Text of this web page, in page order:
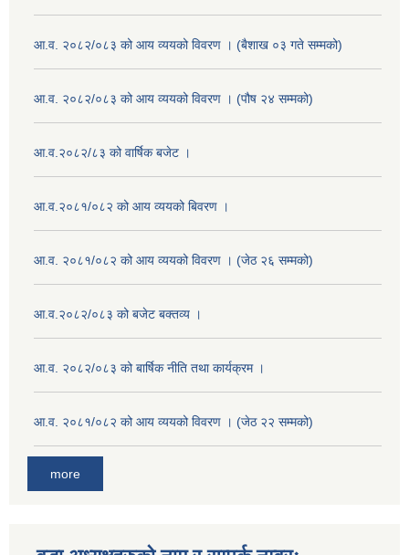
आ.व. २०८२/०८३ को आय व्ययको विवरण । (बैशाख ०३ गते सम्मको)
आ.व. २०८२/०८३ को आय व्ययको विवरण । (पौष २४ सम्मको)
आ.व.२०८२/८३ को वार्षिक बजेट ।
आ.व.२०८१/०८२ को आय व्ययको बिवरण ।
आ.व. २०८१/०८२ को आय व्ययको विवरण । (जेठ २६ सम्मको)
आ.व.२०८२/०८३ को बजेट बक्तव्य ।
आ.व. २०८२/०८३ को बार्षिक नीति तथा कार्यक्रम ।
आ.व. २०८१/०८२ को आय व्ययको विवरण । (जेठ २२ सम्मको)
more